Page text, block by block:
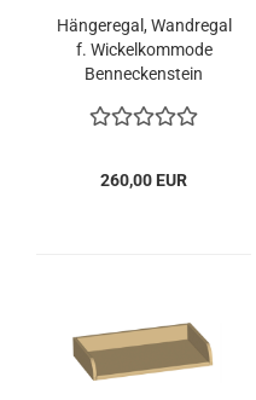
Hängeregal, Wandregal
f. Wickelkommode
Benneckenstein
260,00 EUR